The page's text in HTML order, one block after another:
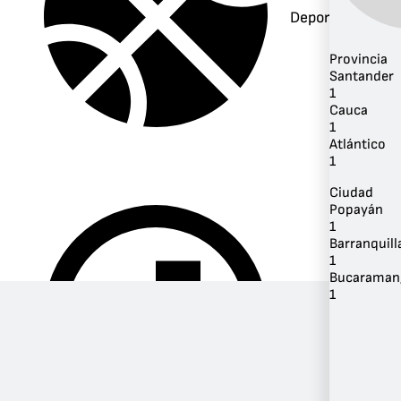
Deportes
Provincia
Santander
1
Cauca
1
Atlántico
1
Ciudad
Popayán
1
1
1